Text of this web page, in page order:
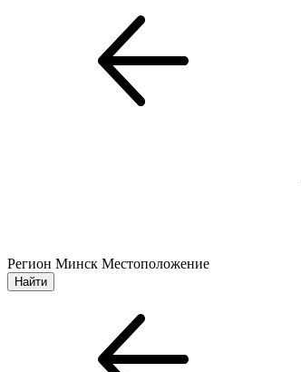
Регион Минск Местоположение